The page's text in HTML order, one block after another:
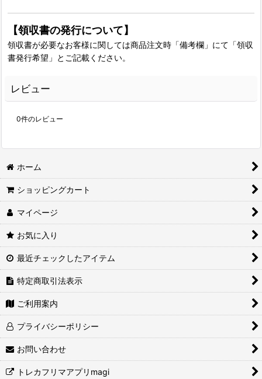
【領収書の発行について】
領収書が必要なお客様に関しては商品注文時「備考欄」にて「領収
書発行希望」とご記載ください。
レビュー
0件のレビュー
ホーム
ショッピングカート
マイページ
お気に入り
最近チェックしたアイテム
特定商取引法表示
ご利用案内
プライバシーポリシー
お問い合わせ
トレカフリマアプリmagi